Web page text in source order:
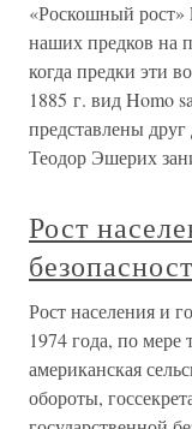
«Роскошный рост»
наших предков на
когда предки эти
1885 г. вид Homo
представлены
Теодор Эшерих
Рост
Рост населения и
1974 года, по мере
американская
обороты,